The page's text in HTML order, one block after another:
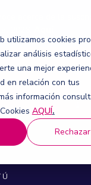
utilizamos cookies
análisis
una mejor
en relación con tus
información
AQUÍ.
Rechazar
acerca de la
M
e
n